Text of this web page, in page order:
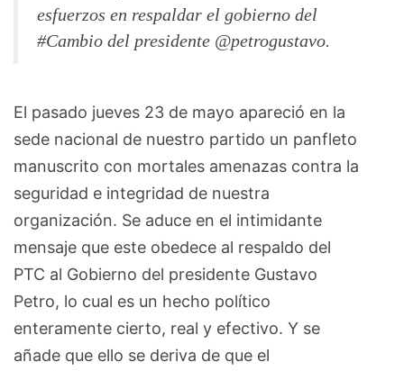
esfuerzos en respaldar el gobierno del
#Cambio del presidente @petrogustavo.
El pasado jueves 23 de mayo apareció en la
sede nacional de nuestro partido un panfleto
manuscrito con mortales amenazas contra la
seguridad e integridad de nuestra
organización. Se aduce en el intimidante
mensaje que este obedece al respaldo del
PTC al Gobierno del presidente Gustavo
Petro, lo cual es un hecho político
enteramente cierto, real y efectivo. Y se
añade que ello se deriva de que el